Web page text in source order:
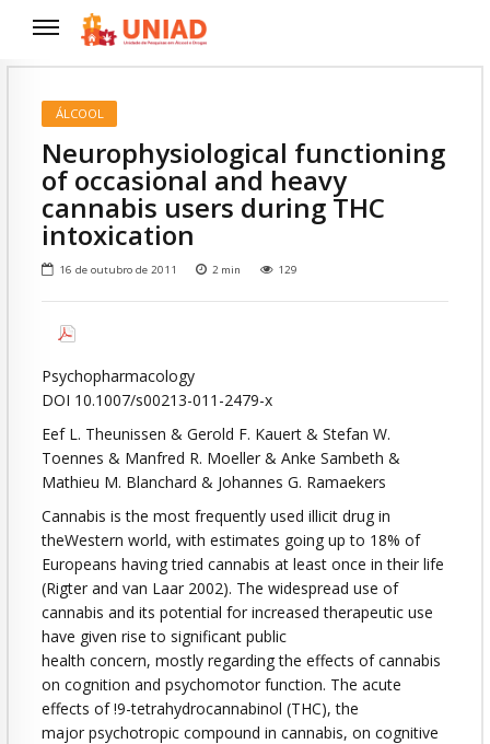
ÁLCOOL
Neurophysiological functioning
of occasional and heavy
cannabis users during THC
intoxication
16 de outubro de 2011 2 min 129
Psychopharmacology
DOI 10.1007/s00213-011-2479-x
Eef L. Theunissen & Gerold F. Kauert & Stefan W.
Toennes & Manfred R. Moeller & Anke Sambeth &
Mathieu M. Blanchard & Johannes G. Ramaekers
Cannabis is the most frequently used illicit drug in
theWestern world, with estimates going up to 18% of
Europeans having tried cannabis at least once in their life
(Rigter and van Laar 2002). The widespread use of
cannabis and its potential for increased therapeutic use
have given rise to significant public
health concern, mostly regarding the effects of cannabis
on cognition and psychomotor function. The acute
effects of !9-tetrahydrocannabinol (THC), the
major psychotropic compound in cannabis, on cognitive